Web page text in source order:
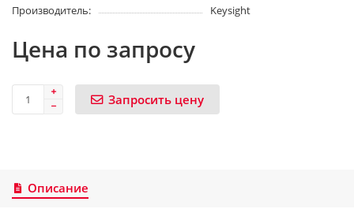
Производитель:
Keysight
Цена по запросу
Запросить цену
Описание